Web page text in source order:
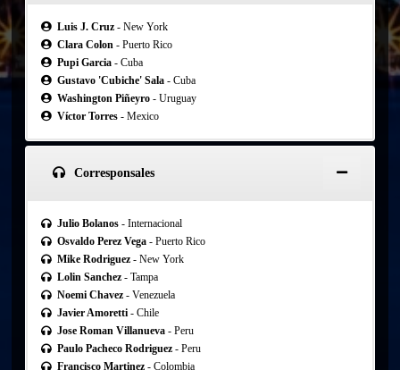
Luis J. Cruz- New York
Clara Colon- Puerto Rico
Pupi Garcia- Cuba
Gustavo 'Cubiche' Sala- Cuba
Washington Piñeyro - Uruguay
Víctor Torres - Mexico
Corresponsales
Julio Bolanos- Internacional
Osvaldo Perez Vega- Puerto Rico
Mike Rodriguez- New York
Lolin Sanchez- Tampa
Noemi Chavez- Venezuela
Javier Amoretti- Chile
Jose Roman Villanueva- Peru
Paulo Pacheco Rodriguez- Peru
Francisco Martinez- Colombia